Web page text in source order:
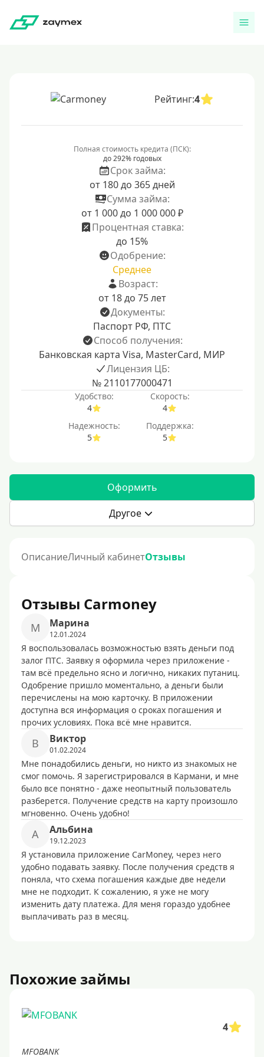
Рейтинг:4
Полная стоимость кредита (ПСК):
до 292% годовых
Срок займа:
от 180 до 365 дней
Сумма займа:
от 1 000 до 1 000 000 ₽
Процентная ставка:
до 15%
Одобрение:
Среднее
Возраст:
от 18 до 75 лет
Документы:
Паспорт РФ, ПТС
Способ получения:
Банковская карта Visa, MasterCard, МИР
Лицензия ЦБ:
№ 2110177000471
Удобство:
4
Скорость:
4
Надежность:
5
Поддержка:
5
Оформить
Другое
ОписаниеЛичный кабинетОтзывы
Отзывы Carmoney
М Марина
12.01.2024
Я воспользовалась возможностью взять деньги под
залог ПТС. Заявку я оформила через приложение -
там всё предельно ясно и логично, никаких путаниц.
Одобрение пришло моментально, а деньги были
перечислены на мою карточку. В приложении
доступна вся информация о сроках погашения и
прочих условиях. Пока всё мне нравится.
В Виктор
01.02.2024
Мне понадобились деньги, но никто из знакомых не
смог помочь. Я зарегистрировался в Кармани, и мне
было все понятно - даже неопытный пользователь
разберется. Получение средств на карту произошло
мгновенно. Очень удобно!
А Альбина
19.12.2023
Я установила приложение CarMoney, через него
удобно подавать заявку. После получения средств я
поняла, что схема погашения каждые две недели
мне не подходит. К сожалению, я уже не могу
изменить дату платежа. Для меня гораздо удобнее
выплачивать раз в месяц.
Похожие займы
4
MFOBANK